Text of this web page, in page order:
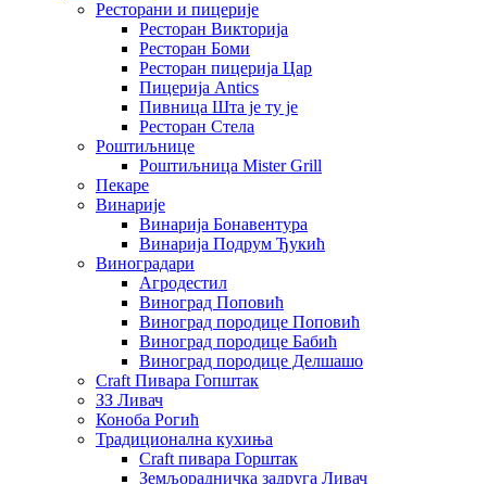
Ресторани и пицерије
Ресторан Викторија
Ресторан Боми
Ресторан пицерија Цар
Пицерија Аntics
Пивница Шта је ту је
Ресторан Стела
Роштиљнице
Роштиљница Mister Grill
Пекаре
Винарије
Винарија Бонавентура
Винарија Подрум Ђукић
Виноградари
Агродестил
Виноград Поповић
Виноград породице Поповић
Виноград породице Бабић
Виноград породице Делшашо
Craft Пивара Гопштак
ЗЗ Ливач
Коноба Рогић
Традиционална кухиња
Craft пивара Горштак
Земљорадничка задруга Ливач